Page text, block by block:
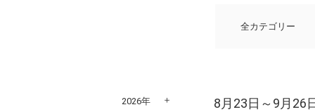
全カテゴリー
8月23日～9月26
2026年